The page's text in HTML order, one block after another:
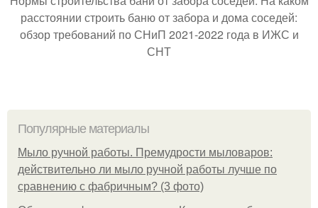
расстоянии строить баню от забора и дома соседей:
обзор требований по СНиП 2021-2022 года в ИЖС и
СНТ
Популярные материалы
Мыло ручной работы. Премудрости мыловаров:
действительно ли мыло ручной работы лучше по
сравнению с фабричным? (3 фото)